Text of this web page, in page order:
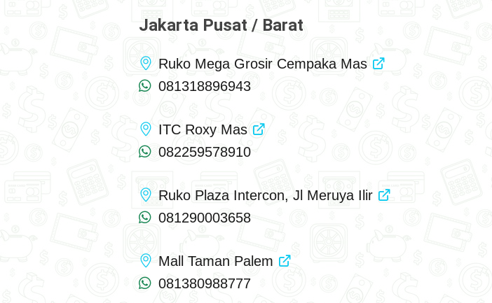
Jakarta Pusat / Barat
Ruko Mega Grosir Cempaka Mas
081318896943
ITC Roxy Mas
082259578910
Ruko Plaza Intercon, Jl Meruya Ilir
081290003658
Mall Taman Palem
081380988777